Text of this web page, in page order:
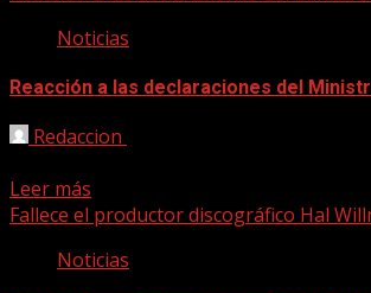
Noticias
Reacción a las declaraciones del
Redaccion
Leer más
Fallece el productor discográfico Hal
Noticias